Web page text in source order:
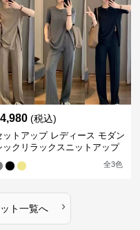
4,980 (税込)
ットアップ レディース モダン
ックリラックスニットアップ
全3色
ト一覧へ ›